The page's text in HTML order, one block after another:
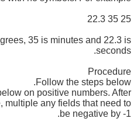
25 35 22.3
35 is minutes and 22.3 is
seconds.
Procedure
Follow the steps below.
on positive numbers. After
multiple any fields that need to
be negative by -1.